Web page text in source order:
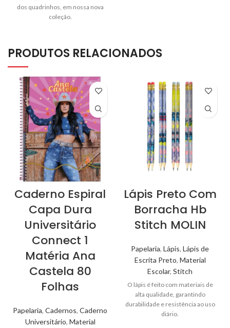
dos quadrinhos, em nossa nova
coleção.
PRODUTOS RELACIONADOS
Caderno Espiral
Capa Dura
Universitário
Connect 1
Matéria Ana
Castela 80
Folhas
Papelaria, Cadernos, Caderno
Universitário, Material
Lápis Preto Com
Borracha Hb
Stitch MOLIN
Papelaria, Lápis, Lápis de
Escrita Preto, Material
Escolar, Stitch
O lápis é feito com materiais de
alta qualidade, garantindo
durabilidade e resistência ao uso
diário.